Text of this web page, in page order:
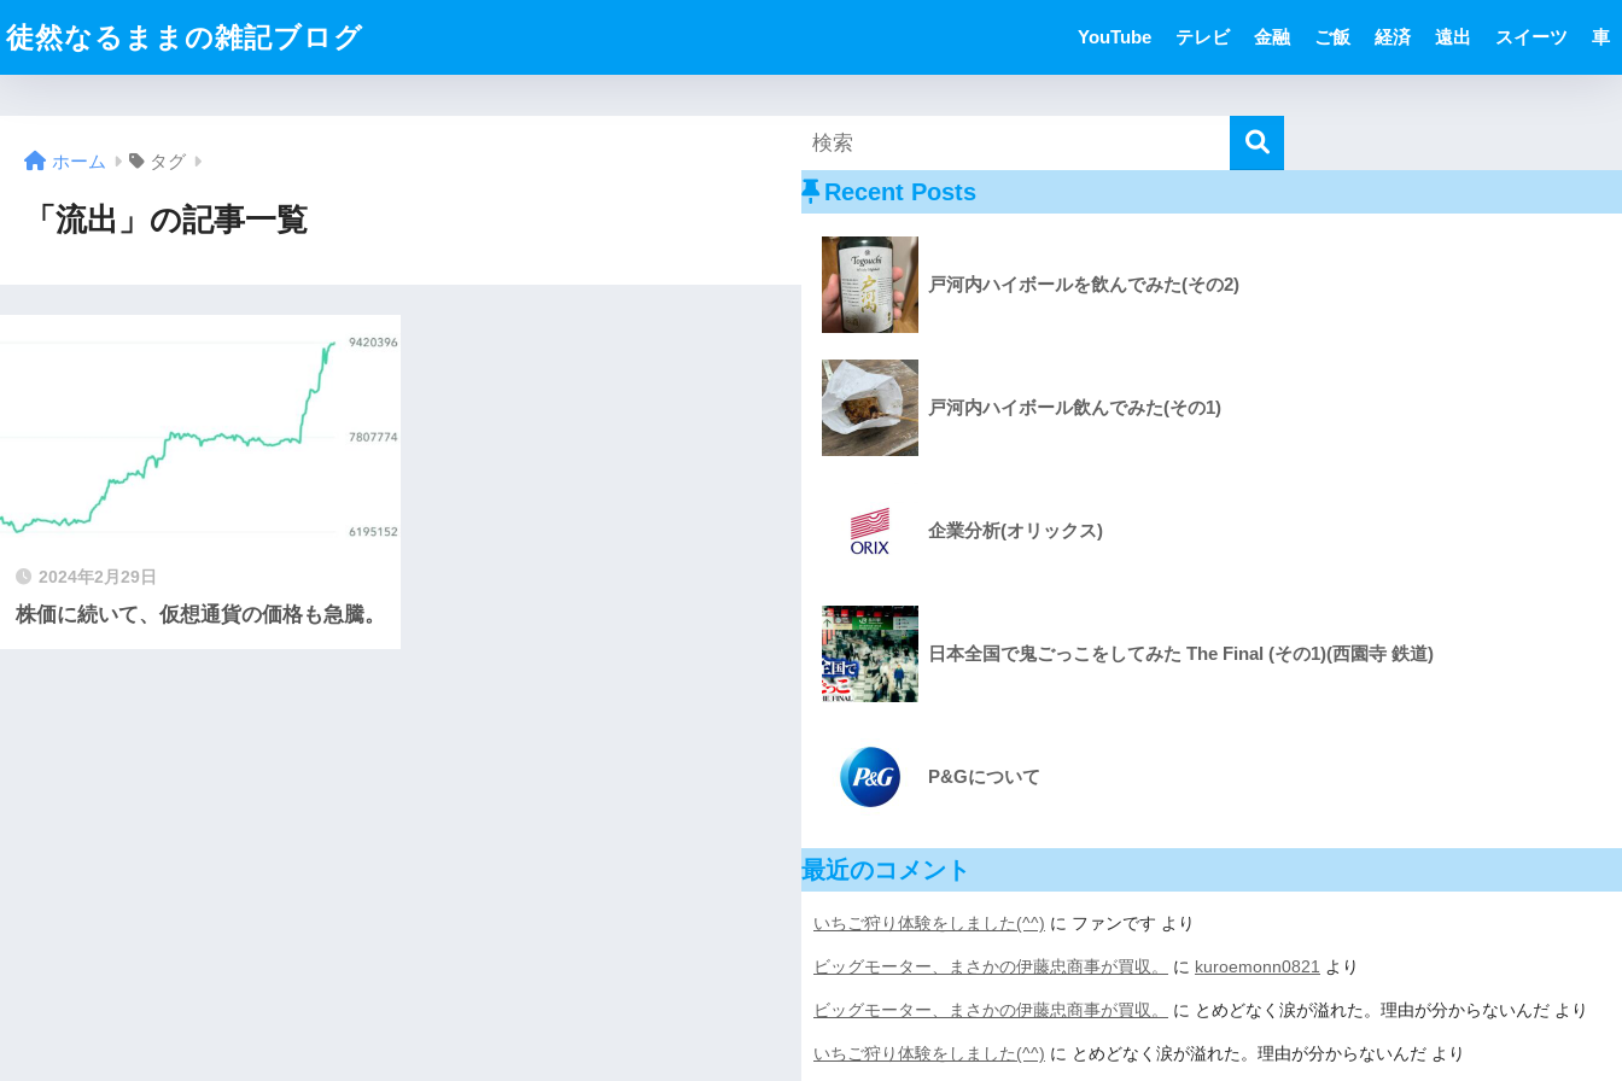
徒然なるままの雑記ブログ YouTube テレビ 金融 ご飯 経済 遠出 スイーツ 車
ホーム タグ
「流出」の記事一覧
2024年2月29日
株価に続いて、仮想通貨の価格も急騰。
Recent Posts
戸河内ハイボールを飲んでみた(その2)
戸河内ハイボール飲んでみた(その1)
企業分析(オリックス)
日本全国で鬼ごっこをしてみた The Final (その1)(西園寺 鉄道)
P&Gについて
最近のコメント
いちご狩り体験をしました(^^) に ファンです より
ビッグモーター、まさかの伊藤忠商事が買収。 に kuroemonn0821 より
ビッグモーター、まさかの伊藤忠商事が買収。 に とめどなく涙が溢れた。理由が分からないんだ より
いちご狩り体験をしました(^^) に とめどなく涙が溢れた。理由が分からないんだ より